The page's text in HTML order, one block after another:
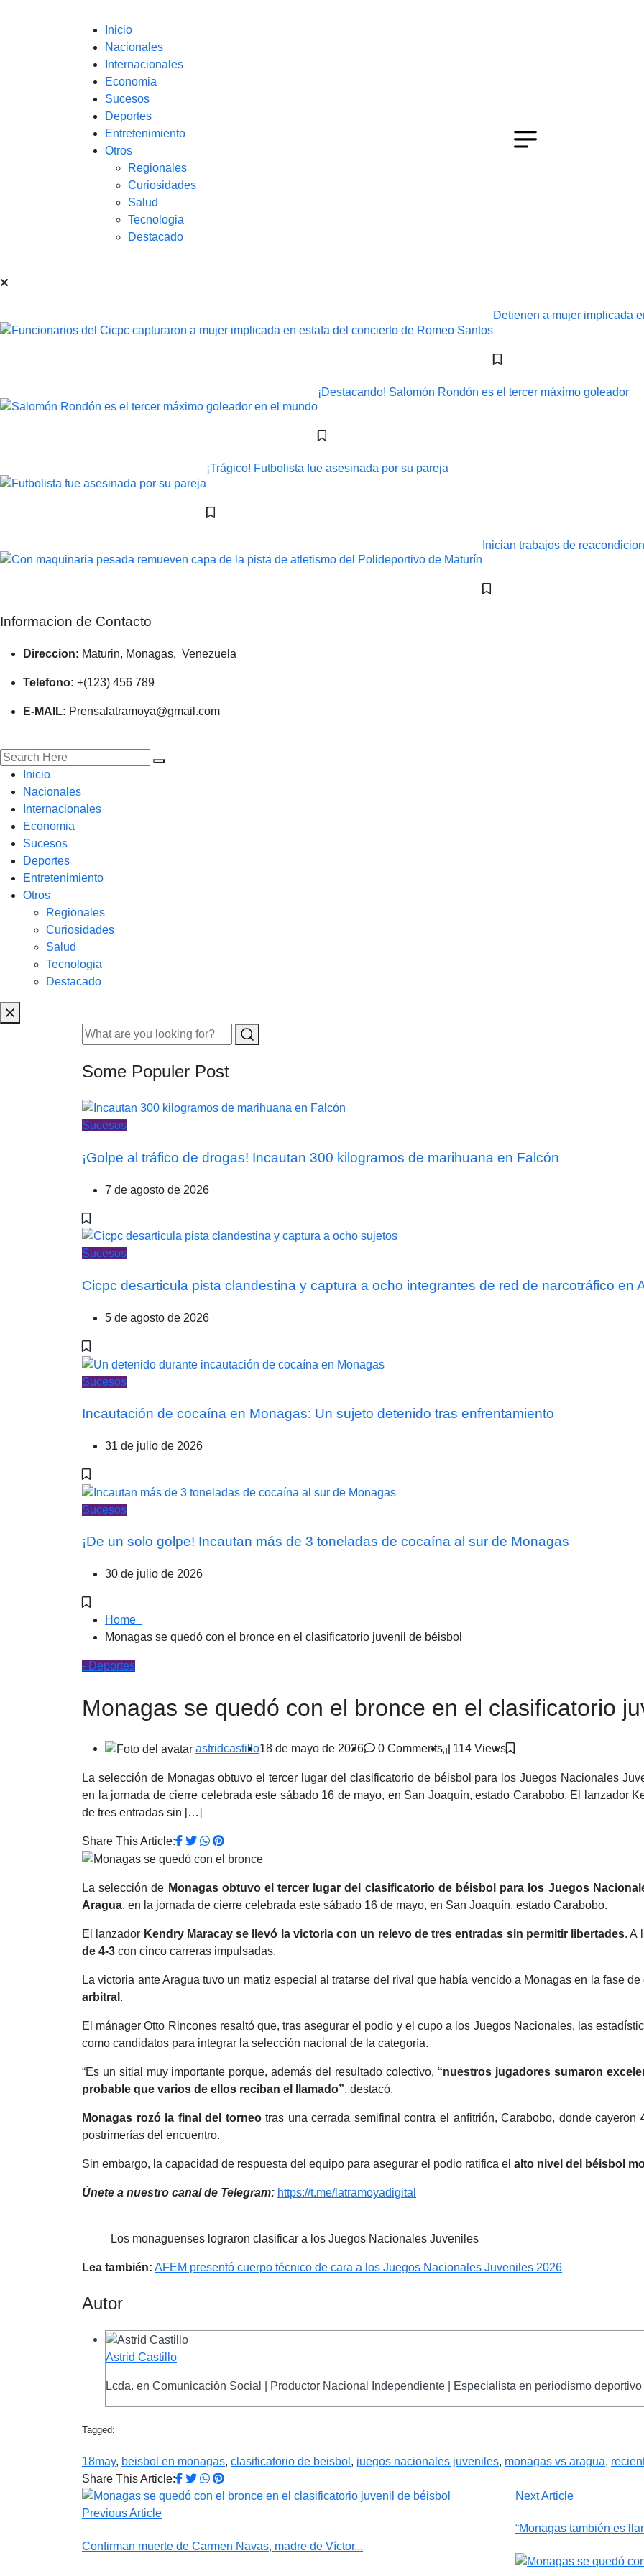
Inicio
Nacionales
Internacionales
Economia
Sucesos
Deportes
Entretenimiento
Otros
Regionales
Curiosidades
Salud
Tecnologia
Destacado
Detienen a mujer implicada
¡Destacando! Salomón Rondón es el tercer máximo goleador
¡Trágico! Futbolista fue asesinada por su pareja
Inician trabajos de
Informacion de Contacto
Direccion: Maturin, Monagas, Venezuela
Telefono: +(123) 456 789
E-MAIL: Prensalatramoya@gmail.com
Inicio
Nacionales
Internacionales
Economia
Sucesos
Deportes
Entretenimiento
Otros
Regionales
Curiosidades
Salud
Tecnologia
Destacado
Some Populer Post
Sucesos
¡Golpe al tráfico de drogas! Incautan 300 kilogramos de marihuana en Falcón
7 de agosto de 2026
Sucesos
Cicpc desarticula pista clandestina y captura a ocho integrantes de red de narcotráfico en
5 de agosto de 2026
Sucesos
Incautación de cocaína en Monagas: Un sujeto detenido tras enfrentamiento
31 de julio de 2026
Sucesos
¡De un solo golpe! Incautan más de 3 toneladas de cocaína al sur de Monagas
30 de julio de 2026
Home
Monagas se quedó con el bronce en el clasificatorio juvenil de béisbol
- Deportes
Monagas se quedó con el bronce en el clasificatorio
astridcastillo18 de mayo de 2026 0 Comments 114 Views
La selección de Monagas obtuvo el tercer lugar del clasificatorio de béisbol para los Juegos Nacionales
en la jornada de cierre celebrada este sábado 16 de mayo, en San Joaquín, estado Carabobo. El lanzador
de tres entradas sin […]
Share This Article:
La selección de Monagas obtuvo el tercer lugar del clasificatorio de béisbol para los Juegos
Aragua, en la jornada de cierre celebrada este sábado 16 de mayo, en San Joaquín, estado Carabobo.
El lanzador Kendry Maracay se llevó la victoria con un relevo de tres entradas sin permitir libertades. A
de 4-3 con cinco carreras impulsadas.
La victoria ante Aragua tuvo un matiz especial al tratarse del rival que había vencido a Monagas en la fase
arbitral .
El mánager Otto Rincones resaltó que, tras asegurar el podio y el cupo a los Juegos Nacionales, las
como candidatos para integrar la selección nacional de la categoría.
“Es un sitial muy importante porque, además del resultado colectivo, “nuestros jugadores sumaron
probable que varios de ellos reciban el llamado”, destacó.
Monagas rozó la final del torneotras una cerrada semifinal contra el anfitrión, Carabobo, donde cayeron
postrimerías del encuentro.
Sin embargo, la capacidad de respuesta del equipo para asegurar el podio ratifica el alto nivel del béisbol
Únete a nuestro canal de Telegram: https://t.me/latramoyadigital
Los monaguenses lograron clasificar a los Juegos Nacionales Juveniles
Lea también: AFEM presentó cuerpo técnico de cara a los Juegos Nacionales Juveniles 2026
Autor
Astrid Castillo
Lcda. en Comunicación Social | Productor Nacional Independiente | Especialista en periodismo
Tagged:
18may, beisbol en monagas, clasificatorio de beisbol , juegos nacionales juveniles, monagas vs aragua,
Share This Article:
Previous Article
Confirman muerte de Carmen Navas, madre de Víctor...
Next Article
“Monagas también es